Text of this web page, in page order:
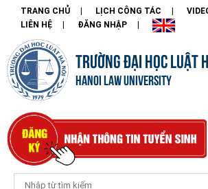
TRANG CHỦ LỊCH CÔNG TÁC
LIÊN HỆ
ĐĂNG NHẬP
TRƯỜNG ĐẠI HỌC LUẬT
HANOI LAW UNIVERSITY